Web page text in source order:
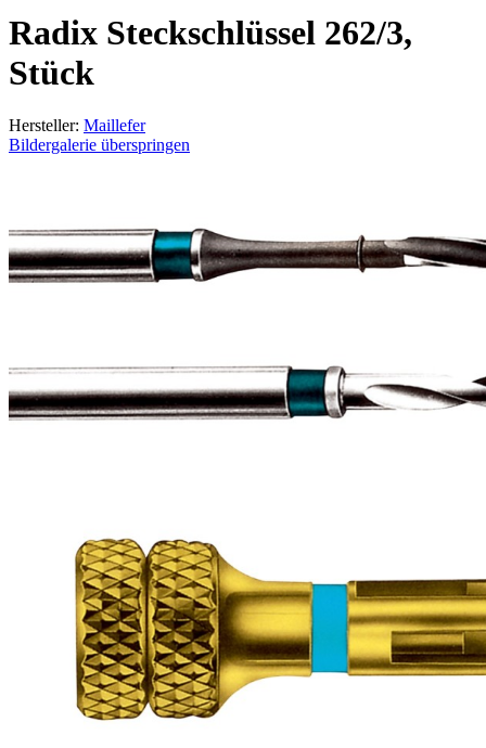
Radix Steckschlüssel 262/3,
Stück
Hersteller: Maillefer
Bildergalerie überspringen